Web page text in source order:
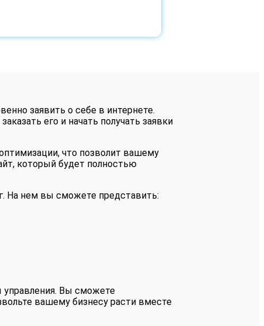
заявить о себе в интернете.
его и начать получать заявки
что позволит вашему
который будет полностью
На нем вы сможете представить:
управления. Вы сможете
вашему бизнесу расти вместе